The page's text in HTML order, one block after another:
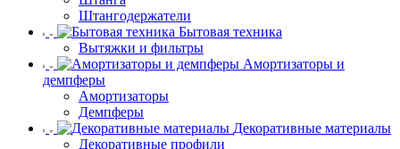
Штангодержатели
Бытовая техника
Вытяжки и фильтры
Амортизаторы и
демпферы
Амортизаторы
Демпферы
Декоративные материалы
Декоративные профили